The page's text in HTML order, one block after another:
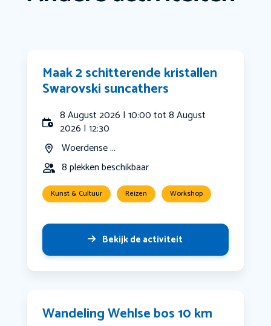
Maak 2 schitterende kristallen
Swarovski suncathers
8 August 2026 | 10:00 tot 8 August
2026 | 12:30
Woerdense ...
8 plekken beschikbaar
Kunst & Cultuur Reizen Workshop
Bekijk de activiteit
Wandeling Wehlse bos 10 km